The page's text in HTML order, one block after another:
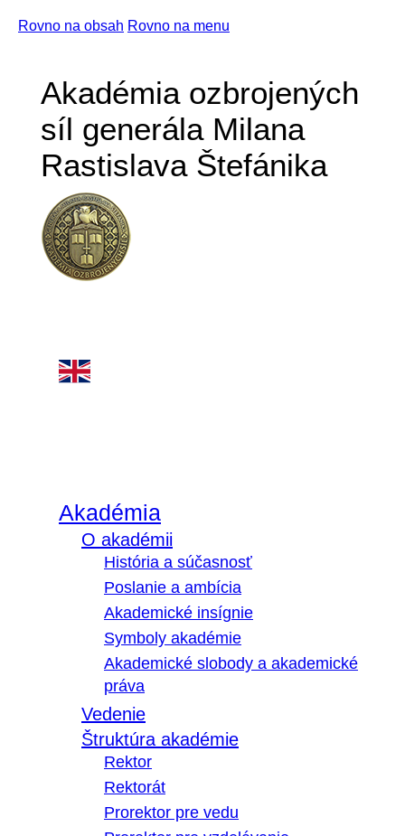
Rovno na obsah Rovno na menu
Akadémia ozbrojených
síl generála Milana
Rastislava Štefánika
Akadémia
O akadémii
História a súčasnosť
Poslanie a ambícia
Akademické insígnie
Symboly akadémie
Akademické slobody a akademické
práva
Vedenie
Štruktúra akadémie
Rektor
Rektorát
Prorektor pre vedu